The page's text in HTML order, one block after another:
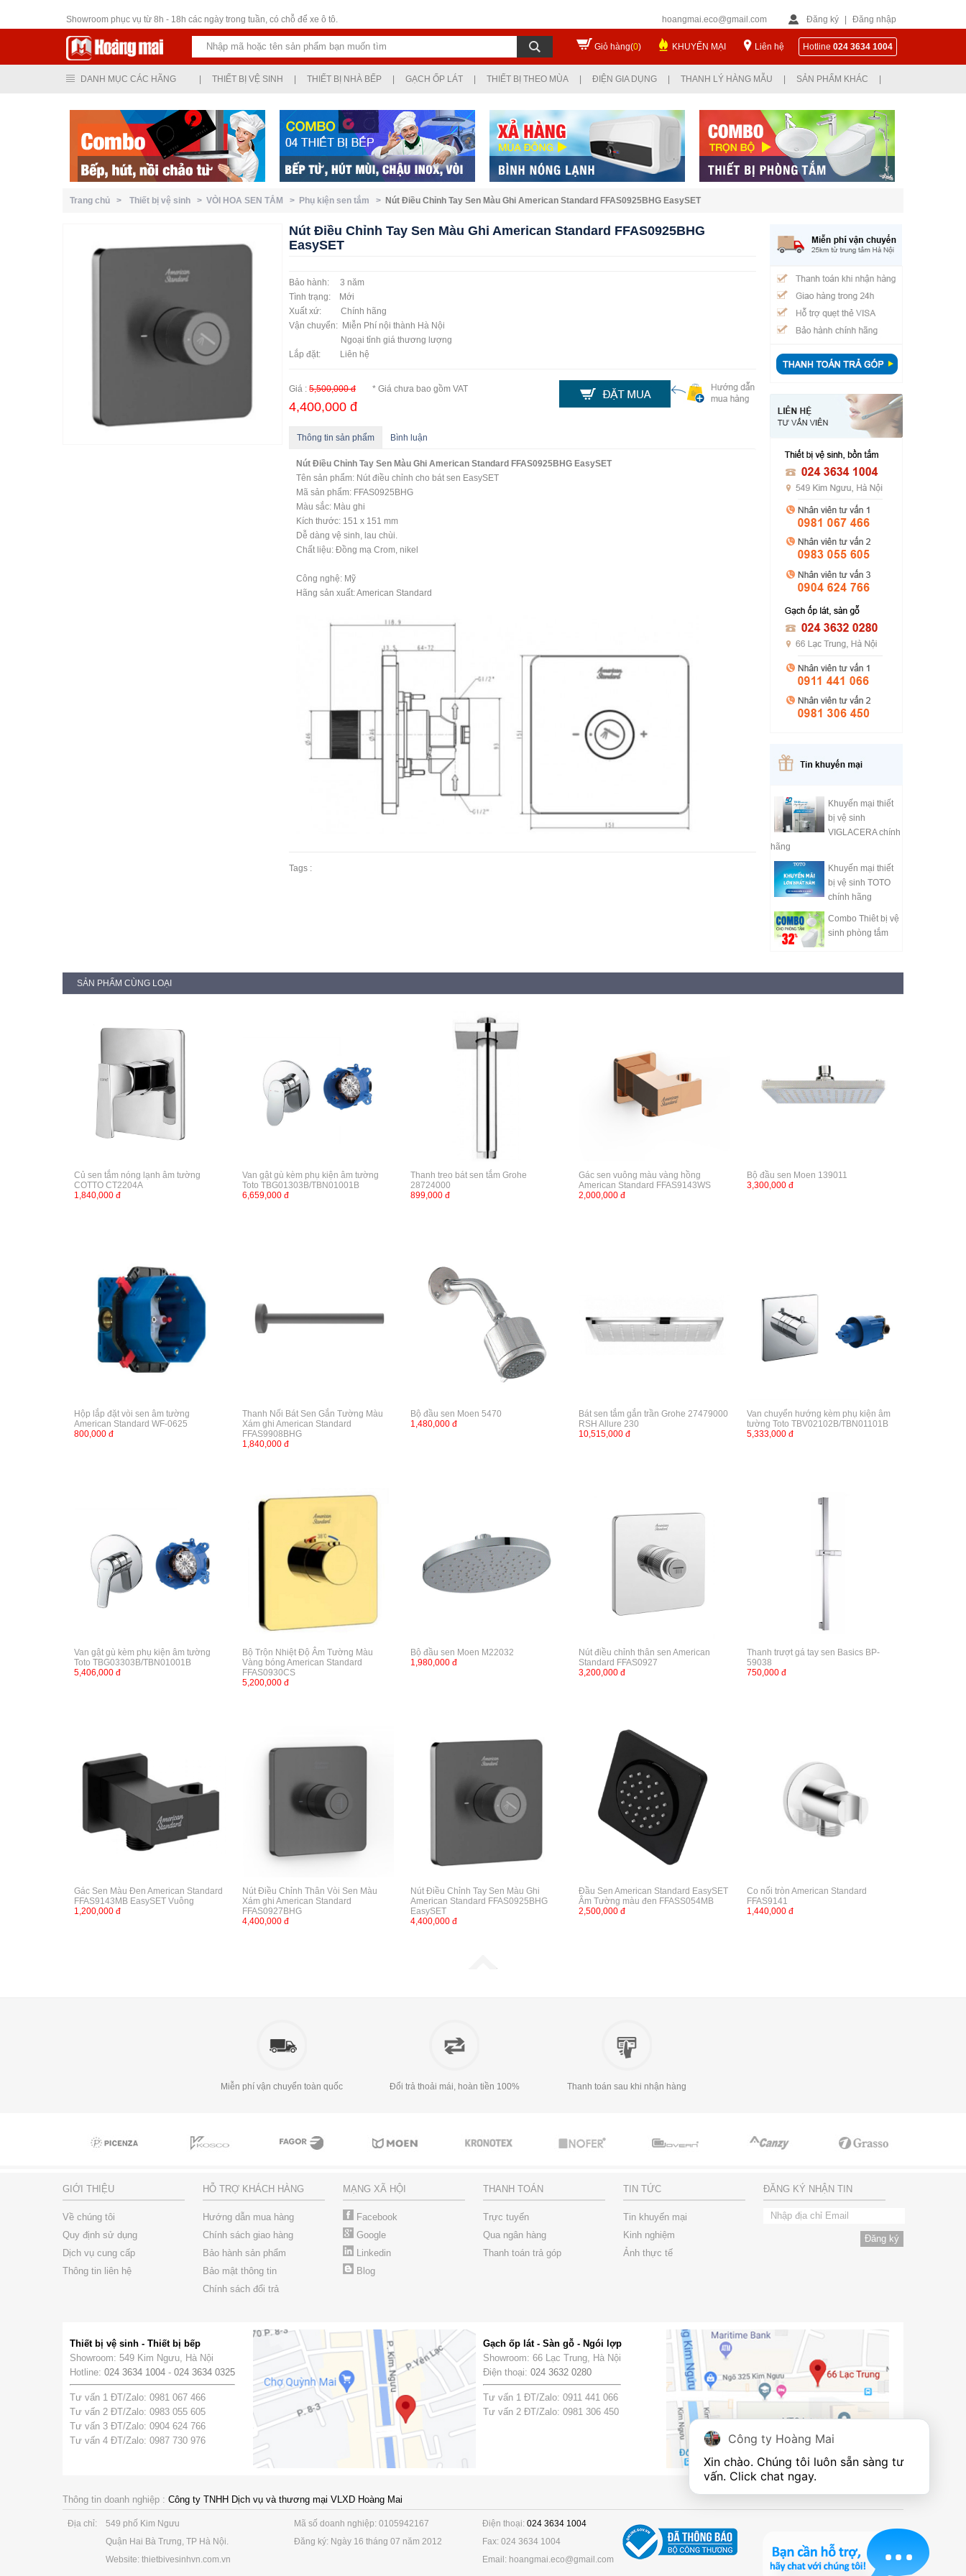
Showroom phục vụ từ 8h - 18h các ngày trong tuần, có chỗ để xe ô tô.
hoangmai.eco@gmail.com Đăng ký Đăng nhập
Giỏ hàng(0) KHUYẾN MẠI Liên hệ Hotline 024 3634 1004
DANH MỤC CÁC HÃNG THIẾT BỊ VỆ SINH THIẾT BỊ NHÀ BẾP GẠCH ỐP LÁT THIẾT BỊ THEO MÙA ĐIỆN GIA DỤNG THANH LÝ HÀNG MẪU SẢN PHẨM KHÁC
Trang chủ > Thiết bị vệ sinh > VÒI HOA SEN TẮM > Phụ kiện sen tắm > Nút Điều Chỉnh Tay Sen Màu Ghi American Standard FFAS0925BHG EasySET
Nút Điều Chỉnh Tay Sen Màu Ghi American Standard FFAS0925BHG
EasySET
Bảo hành: 3 năm
Tình trạng: Mới
Xuất xứ: Chính hãng
Vận chuyển: Miễn Phí nội thành Hà Nội
Ngoại tỉnh giá thương lượng
Lắp đặt: Liên hệ
Giá : 5,500,000 đ * Giá chưa bao gồm VAT
4,400,000 đ
Thông tin sản phẩm Bình luận
Nút Điều Chỉnh Tay Sen Màu Ghi American Standard FFAS0925BHG EasySET
Tên sản phẩm: Nút điều chỉnh cho bát sen EasySET
Mã sản phẩm: FFAS0925BHG
Màu sắc: Màu ghi
Kích thước: 151 x 151 mm
Dễ dàng vệ sinh, lau chùi.
Chất liệu: Đồng mạ Crom, nikel
Công nghệ: Mỹ
Hãng sản xuất: American Standard
Tags :
Khuyến mại thiết
bị vệ sinh
VIGLACERA chính
hãng
Khuyến mại thiết
bị vệ sinh TOTO
chính hãng
Combo Thiêt bị vệ
sinh phòng tắm
SẢN PHẨM CÙNG LOẠI
Củ sen tắm nóng lạnh âm tường
COTTO CT2204A
1,840,000 đ
Van gật gù kèm phụ kiện âm tường
Toto TBG01303B/TBN01001B
6,659,000 đ
Thanh treo bát sen tắm Grohe
28724000
899,000 đ
Gác sen vuông màu vàng hồng
American Standard FFAS9143WS
2,000,000 đ
Bộ đầu sen Moen 139011
3,300,000 đ
Hộp lắp đặt vòi sen âm tường
American Standard WF-0625
800,000 đ
Thanh Nối Bát Sen Gắn Tường Màu
Xám ghi American Standard
FFAS9908BHG
1,840,000 đ
Bộ đầu sen Moen 5470
1,480,000 đ
Bát sen tắm gắn trần Grohe 27479000
RSH Allure 230
10,515,000 đ
Van chuyển hướng kèm phụ kiện âm
tường Toto TBV02102B/TBN01101B
5,333,000 đ
Van gật gù kèm phụ kiện âm tường
Toto TBG03303B/TBN01001B
5,406,000 đ
Bộ Trộn Nhiệt Độ Âm Tường Màu
Vàng bóng American Standard
FFAS0930CS
5,200,000 đ
Bộ đầu sen Moen M22032
1,980,000 đ
Nút điều chỉnh thân sen American
Standard FFAS0927
3,200,000 đ
Thanh trượt gá tay sen Basics BP-
59038
750,000 đ
Gác Sen Màu Đen American Standard
FFAS9143MB EasySET Vuông
1,200,000 đ
Nút Điều Chỉnh Thân Vòi Sen Màu
Xám ghi American Standard
FFAS0927BHG
4,400,000 đ
Nút Điều Chỉnh Tay Sen Màu Ghi
American Standard FFAS0925BHG
EasySET
4,400,000 đ
Đầu Sen American Standard EasySET
Âm Tường màu đen FFASS054MB
2,500,000 đ
Co nối tròn American Standard
FFAS9141
1,440,000 đ
Miễn phí vận chuyển toàn quốc Đổi trả thoải mái, hoàn tiền 100% Thanh toán sau khi nhận hàng
GIỚI THIỆU
Về chúng tôi
Quy định sử dụng
Dịch vụ cung cấp
Thông tin liên hệ
HỖ TRỢ KHÁCH HÀNG
Hướng dẫn mua hàng
Chính sách giao hàng
Bảo hành sản phẩm
Bảo mật thông tin
Chính sách đổi trả
MẠNG XÃ HỘI
Facebook
Google
Linkedin
Blog
THANH TOÁN
Trực tuyến
Qua ngân hàng
Thanh toán trả góp
TIN TỨC
Tin khuyến mại
Kinh nghiệm
Ảnh thực tế
ĐĂNG KÝ NHẬN TIN
Thiết bị vệ sinh - Thiết bị bếp
Showroom: 549 Kim Ngưu, Hà Nội
Hotline: 024 3634 1004 - 024 3634 0325
Tư vấn 1 ĐT/Zalo: 0981 067 466
Tư vấn 2 ĐT/Zalo: 0983 055 605
Tư vấn 3 ĐT/Zalo: 0904 624 766
Tư vấn 4 ĐT/Zalo: 0987 730 976
Gạch ốp lát - Sàn gỗ - Ngói lợp
Showroom: 66 Lạc Trung, Hà Nội
Điện thoại: 024 3632 0280
Tư vấn 1 ĐT/Zalo: 0911 441 066
Tư vấn 2 ĐT/Zalo: 0981 306 450
Thông tin doanh nghiệp : Công ty TNHH Dịch vụ và thương mại VLXD Hoàng Mai
Địa chỉ:
549 phố Kim Ngưu
Quận Hai Bà Trưng, TP Hà Nội.
Website: thietbivesinhvn.com.vn
Mã số doanh nghiệp: 0105942167
Đăng ký: Ngày 16 tháng 07 năm 2012
Điện thoại: 024 3634 1004
Fax: 024 3634 1004
Email: hoangmai.eco@gmail.com
Công ty Hoàng Mai
Xin chào. Chúng tôi luôn sẵn sàng tư
vấn. Click chat ngay.